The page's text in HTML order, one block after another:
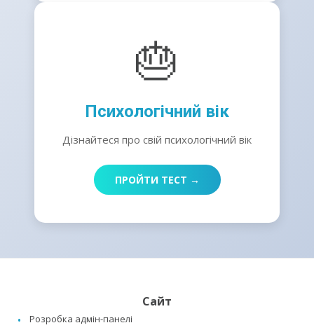
🎂
Психологічний вік
Дізнайтеся про свій психологічний вік
ПРОЙТИ ТЕСТ →
Сайт
Розробка адмін-панелі